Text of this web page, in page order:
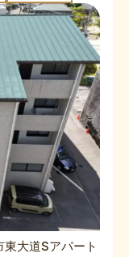
大道Sアパート